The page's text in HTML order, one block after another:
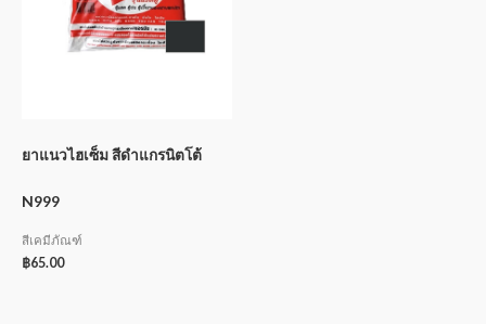
ยาแนวไฮเซ็ม สีดำแกรนิตโต้
N999
สีเคมีภัณฑ์
฿65.00